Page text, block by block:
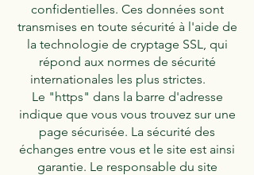
confidentielles. Ces données sont
transmises en toute sécurité à l'aide de
la technologie de cryptage SSL, qui
répond aux normes de sécurité
internationales les plus strictes.
Le "https" dans la barre d'adresse
indique que vous vous trouvez sur une
page sécurisée. La sécurité des
échanges entre vous et le site est ainsi
garantie. Le responsable du site